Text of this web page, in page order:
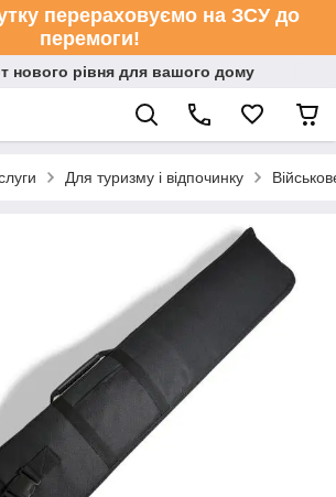
перераховуємо на ЗСУ до
перемоги!
нового рівня для вашого дому
Для туризму і відпочинку